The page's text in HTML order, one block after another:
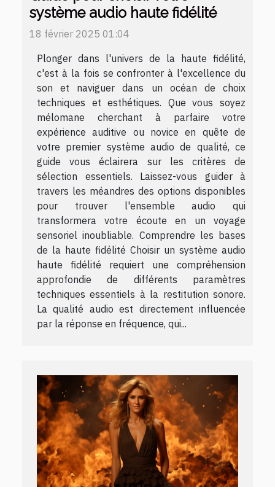
système audio haute fidélité
18 février 2025 01:04
Plonger dans l'univers de la haute fidélité,
c'est à la fois se confronter à l'excellence du
son et naviguer dans un océan de choix
techniques et esthétiques. Que vous soyez
mélomane cherchant à parfaire votre
expérience auditive ou novice en quête de
votre premier système audio de qualité, ce
guide vous éclairera sur les critères de
sélection essentiels. Laissez-vous guider à
travers les méandres des options disponibles
pour trouver l'ensemble audio qui
transformera votre écoute en un voyage
sensoriel inoubliable. Comprendre les bases
de la haute fidélité Choisir un système audio
haute fidélité requiert une compréhension
approfondie de différents paramètres
techniques essentiels à la restitution sonore.
La qualité audio est directement influencée
par la réponse en fréquence, qui...